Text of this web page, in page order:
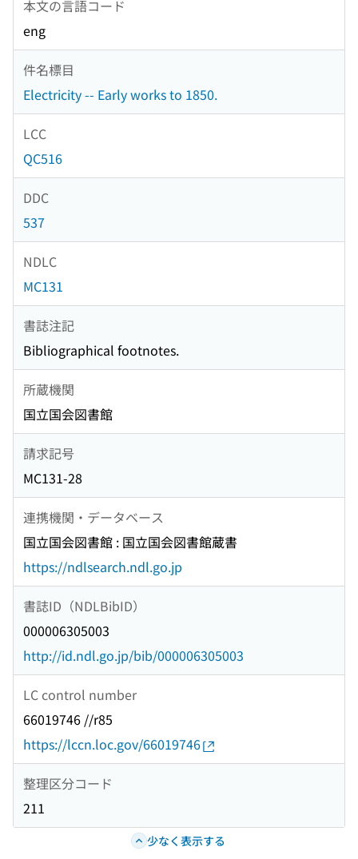
本文の言語コード
eng
件名標目
Electricity -- Early works to 1850.
LCC
QC516
DDC
537
NDLC
MC131
書誌注記
Bibliographical footnotes.
所蔵機関
国立国会図書館
請求記号
MC131-28
連携機関・データベース
国立国会図書館 : 国立国会図書館蔵書
https://ndlsearch.ndl.go.jp
書誌ID（NDLBibID）
000006305003
http://id.ndl.go.jp/bib/000006305003
LC control number
66019746 //r85
https://lccn.loc.gov/66019746
整理区分コード
211
少なく表示する